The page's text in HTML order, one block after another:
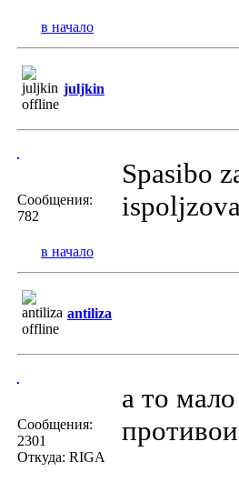
в начало
juljkin
Сообщения:
782
Spasibo
в начало
antiliza
Сообщения:
2301
Откуда: RIGA
а то